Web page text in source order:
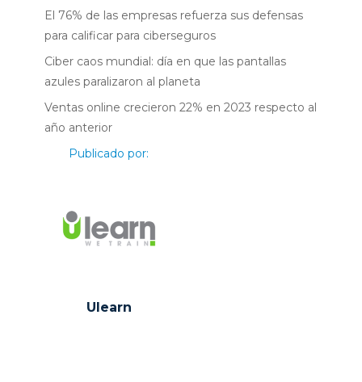
El 76% de las empresas refuerza sus defensas
para calificar para ciberseguros
Ciber caos mundial: día en que las pantallas
azules paralizaron al planeta
Ventas online crecieron 22% en 2023 respecto al
año anterior
Publicado por:
Ulearn